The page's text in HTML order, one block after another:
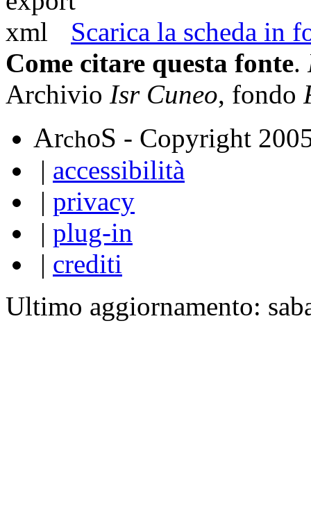
Scarica la scheda in
Come citare questa fonte.
Archivio Isr Cuneo, fondo
ArchoS - Copyright
| accessibilità
| privacy
| plug-in
| crediti
Ultimo aggiornamento: